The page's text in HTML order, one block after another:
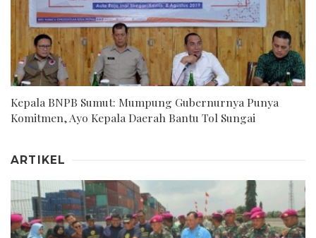
Kepala BNPB Sumut: Mumpung Gubernurnya Punya
Komitmen, Ayo Kepala Daerah Bantu Tol Sungai
ARTIKEL